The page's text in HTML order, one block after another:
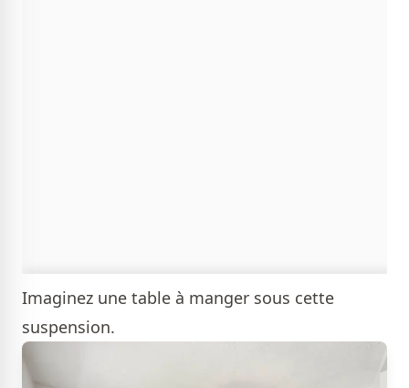
Imaginez une table à manger sous cette
suspension.